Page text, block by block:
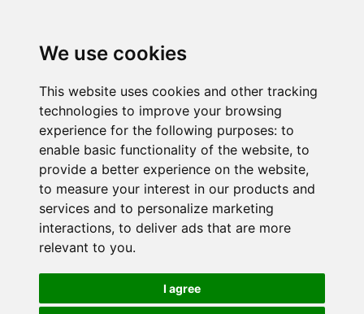
We use cookies
This website uses cookies and other tracking
technologies to improve your browsing
experience for the following purposes: to
enable basic functionality of the website, to
provide a better experience on the website,
to measure your interest in our products and
services and to personalize marketing
interactions, to deliver ads that are more
relevant to you.
I agree